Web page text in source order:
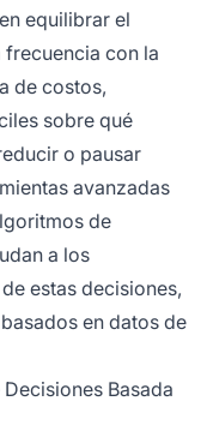
equilibrar el
con la
de costos,
sobre qué
o pausar
avanzadas
de
a los
estas decisiones,
en datos de
Basada